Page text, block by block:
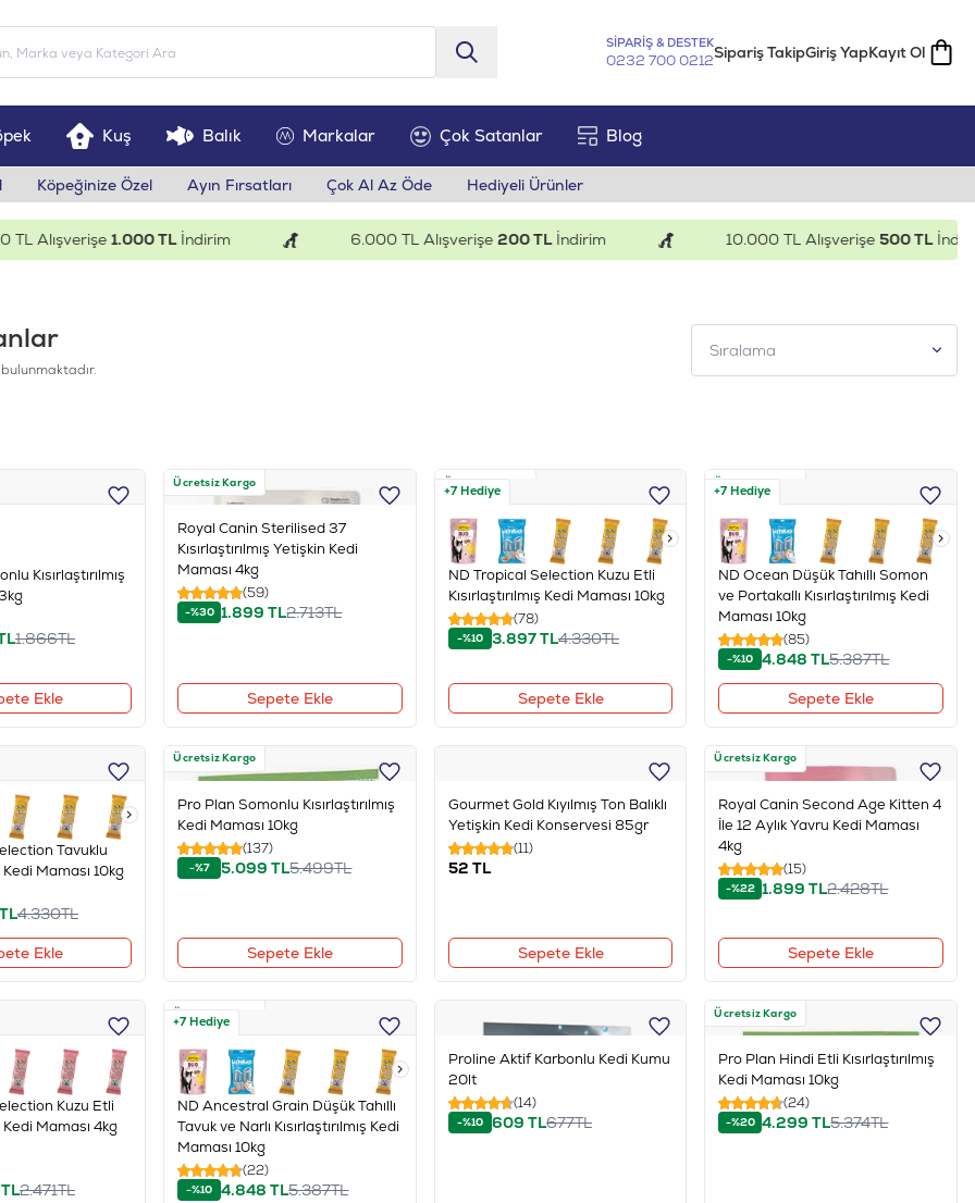
SİPARİŞ & DESTEK
0232 700 0212Sipariş TakipGiriş YapKayıt Ol
Kuş Balık Markalar Çok Satanlar Blog
Köpeğinize Özel Ayın Fırsatları Çok Al Az Öde Hediyeli Ürünler
1.000 TLİndirim 6.000 TL Alışverişe200 TLİndirim 10.000 TL Alışverişe500 TLİndirim
Kısırlaştırılmış
1.866TL
Ekle
Ücretsiz Kargo
Royal Canin Sterilised 37
Kısırlaştırılmış Yetişkin Kedi
Maması 4kg
(59)
-%30 1.899 TL2.713TL
Sepete Ekle
Ücretsiz Kargo
+7 Hediye
ND Tropical Selection Kuzu Etli
Kısırlaştırılmış Kedi Maması 10kg
(78)
-%10 3.897TL4.330TL
Sepete Ekle
Ücretsiz Kargo
+7 Hediye
ND Ocean Düşük Tahıllı Somon
ve Portakallı Kısırlaştırılmış Kedi
Maması 10kg
(85)
-%10 4.848 TL5.387TL
Sepete Ekle
Tavuklu
Kedi Maması 10kg
4.330TL
Ekle
Ücretsiz Kargo
Pro Plan Somonlu Kısırlaştırılmış
Kedi Maması 10kg
(137)
-%7 5.099 TL5.499TL
Sepete Ekle
Gourmet Gold Kıyılmış Ton Balıklı
Yetişkin Kedi Konservesi 85gr
(11)
52 TL
Sepete Ekle
Ücretsiz Kargo
Royal Canin Second Age Kitten 4
İle 12 Aylık Yavru Kedi Maması
4kg
(15)
-%22 1.899 TL2.428TL
Sepete Ekle
Kuzu Etli
Kedi Maması 4kg
2.471TL
Ücretsiz Kargo
+7 Hediye
ND Ancestral Grain Düşük Tahıllı
Tavuk ve Narlı Kısırlaştırılmış Kedi
Maması 10kg
(22)
-%10 4.848 TL5.387TL
Proline Aktif Karbonlu Kedi Kumu
20lt
(14)
-%10 609 TL677TL
Ücretsiz Kargo
Pro Plan Hindi Etli Kısırlaştırılmış
Kedi Maması 10kg
(24)
-%20 4.299 TL5.374TL